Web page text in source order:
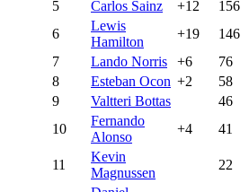
5
Carlos Sainz +12
156
6
Lewis
Hamilton
+19
146
7
Lando Norris +6
76
8
Esteban Ocon +2
58
9
Valtteri Bottas
46
10
Fernando
Alonso
+4 41
11
Kevin
Magnussen
22